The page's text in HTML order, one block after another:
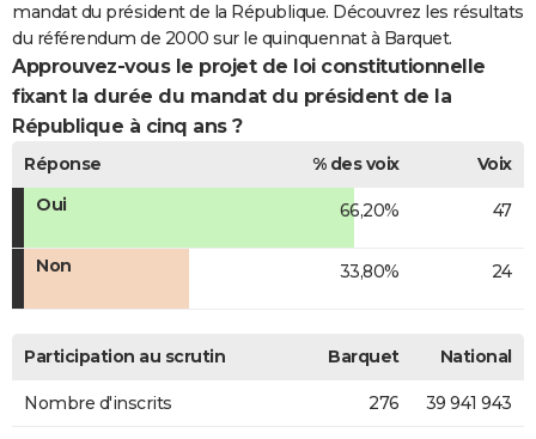
mandat du président de la République. Découvrez les résultats
du référendum de 2000 sur le quinquennat à Barquet.
Approuvez-vous le projet de loi constitutionnelle
fixant la durée du mandat du président de la
République à cinq ans ?
Réponse % des voix
Voix
Oui
66,20% 47
Non 33,80% 24
Participation au scrutin Barquet National
Nombre d'inscrits 276 39 941 943